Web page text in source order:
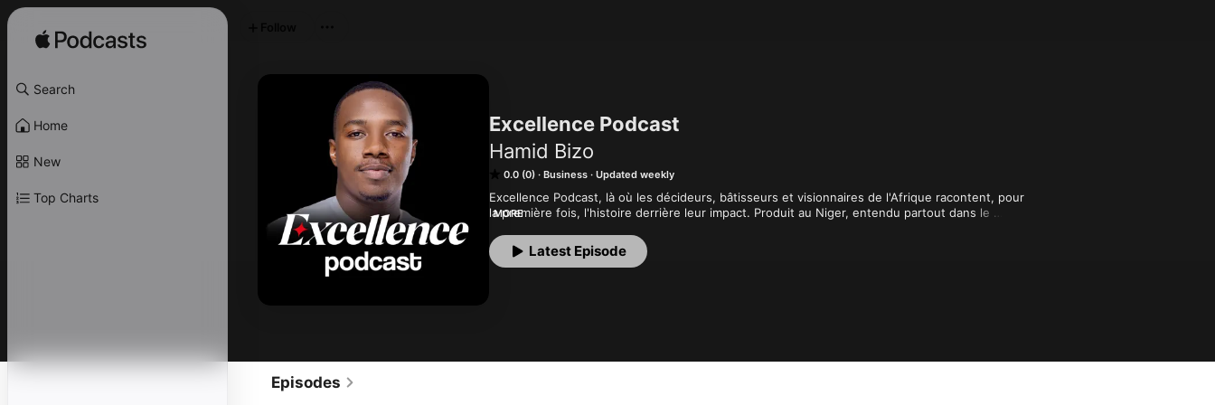
Search
Home
New
Top Charts
Excellence Podcast
Hamid Bizo
0.0 (0) Business Updated weekly
Excellence Podcast, là où les décideurs, bâtisseurs et visionnaires de l'Afrique racontent, pour
la première fois, l'histoire derrière leur impact. Produit au Niger, entendu partout dans le
MORE
Latest Episode
Episodes